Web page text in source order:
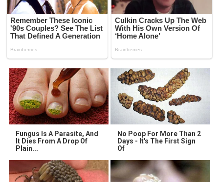
Fungus Is A Parasite, And
It Dies From A Drop Of
Plain...
No Poop For More Than 2
Days - It's The First Sign
Of